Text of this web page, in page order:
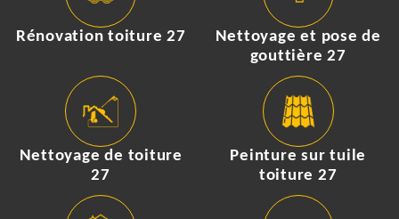
Rénovation toiture 27
Nettoyage et pose de
gouttière 27
Nettoyage de toiture
27
Peinture sur tuile
toiture 27